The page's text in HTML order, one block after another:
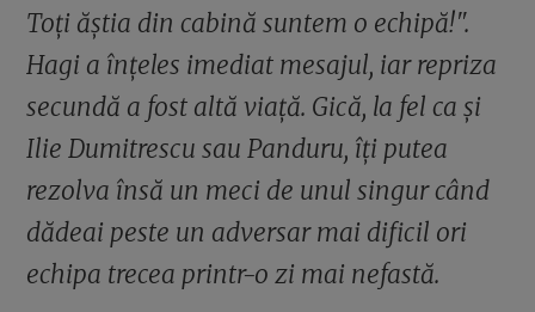
Toți ăștia din cabină suntem o echipă!".
Hagi a înțeles imediat mesajul, iar repriza
secundă a fost altă viață. Gică, la fel ca și
Ilie Dumitrescu sau Panduru, îți putea
rezolva însă un meci de unul singur când
dădeai peste un adversar mai dificil ori
echipa trecea printr-o zi mai nefastă.